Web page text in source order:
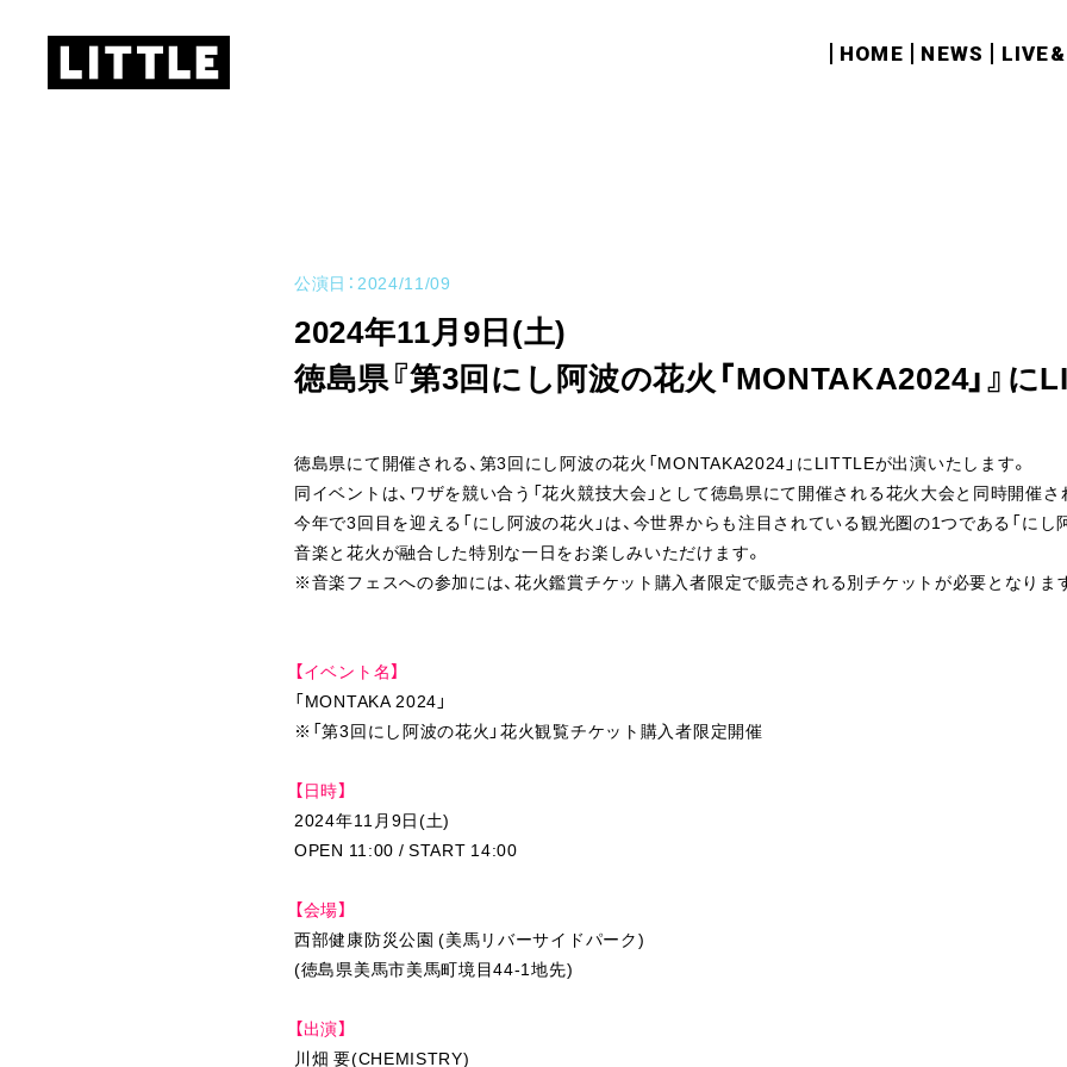
HOME NEWS
公演日：2024/11/09
2024年11月9日(土)
徳島県『第3回にし阿波の花火「MONTAKA2024」』に
徳島県にて開催される、第3回にし阿波の花火「MONTAKA2024」にLITTLEが出演いたします。
同イベントは、ワザを競い合う「花火競技大会」として徳島県にて開催される花火大会と同時開催
今年で3回目を迎える「にし阿波の花火」は、今世界からも注目されている観光圏の1つである「にし阿
音楽と花火が融合した特別な一日をお楽しみいただけます。
※音楽フェスへの参加には、花火鑑賞チケット購入者限定で販売される別チケットが必要となりま
【イベント名】
「MONTAKA 2024」
※「第3回にし阿波の花火」花火観覧チケット購入者限定開催
【日時】
2024年11月9日(土)
OPEN 11:00 / START 14:00
【会場】
西部健康防災公園 (美馬リバーサイドパーク)
(徳島県美馬市美馬町境目44-1地先)
【出演】
川畑 要(CHEMISTRY)